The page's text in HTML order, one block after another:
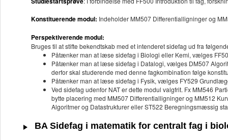
Konstituerende modul: Indeholder MM507 Differentialligninger og
Perspektiverende modul:
Bruges til at stifte bekendtskab med et intenderet sidefag ud fra
Påtænker man at læse sidefag i Biologi eller Kemi, vælges
Påtænker man at læse sidefag i Datalogi, vælges DM507
derfor skal studerende med denne fagkombination følge
Påtænker man at læse sidefag i Fysik, vælges FY529
Ved sidefag udenfor NAT er dette modul valgfrit. Fx MM546
bytte placering med MM507 Differentialligninger og MM512
Algoritmer og Datastrukturer eller ST522 Beregningsmæssig
BA Sidefag i matematik for centralt fag i